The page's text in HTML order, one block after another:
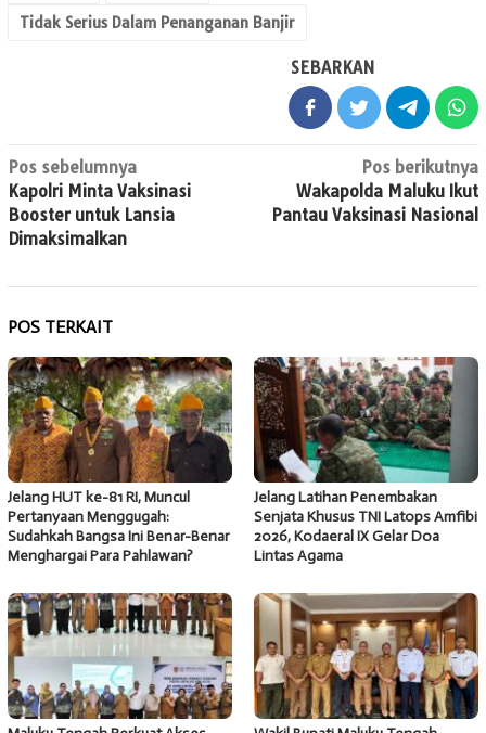
Tidak Serius Dalam Penanganan Banjir
SEBARKAN
Navigasi
pos
Pos sebelumnya
Kapolri Minta Vaksinasi
Booster untuk Lansia
Dimaksimalkan
Pos berikutnya
Wakapolda Maluku Ikut
Pantau Vaksinasi Nasional
POS TERKAIT
Jelang HUT ke-81 RI, Muncul
Pertanyaan Menggugah:
Sudahkah Bangsa Ini Benar-Benar
Menghargai Para Pahlawan?
Jelang Latihan Penembakan
Senjata Khusus TNI Latops Amfibi
2026, Kodaeral IX Gelar Doa
Lintas Agama